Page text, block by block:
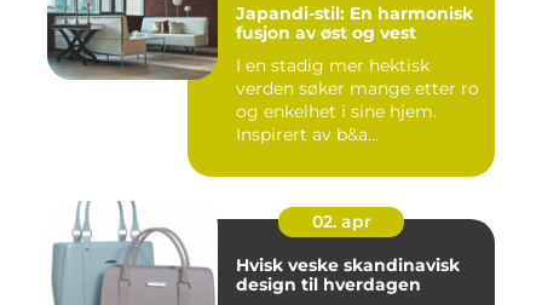
Japandi-stil: En harmonisk
fusjon av øst og vest
I en stadig mer hektisk
verden søker mange etter ro
og enkelhet i sine hjem.
Inspirert av b&a...
02. apr
Hvisk veske skandinavisk
design til hverdagen